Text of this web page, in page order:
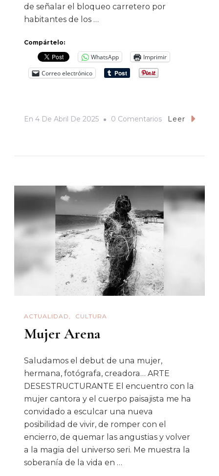
de señalar el bloqueo carretero por
habitantes de los …
Compártelo:
WhatsApp
Imprimir
Correo electrónico
En 4 De Abril De 2025 0 ComentariosEn
El
Río
Sonora,
Grupo
Y
Arizpe
Leer
ACTUALIDAD CULTURA
Mujer Arena
Saludamos el debut de una mujer,
hermana, fotógrafa, creadora… ARTE
DESESTRUCTURANTE El encuentro con la
mujer cantora y el cuerpo paisajista me ha
convidado a esculcar una nueva
posibilidad de vivir, de romper con el
encierro, de quemar las angustias y volver
a la magia del universo seri. Me muestra la
soberanía de la vida en …